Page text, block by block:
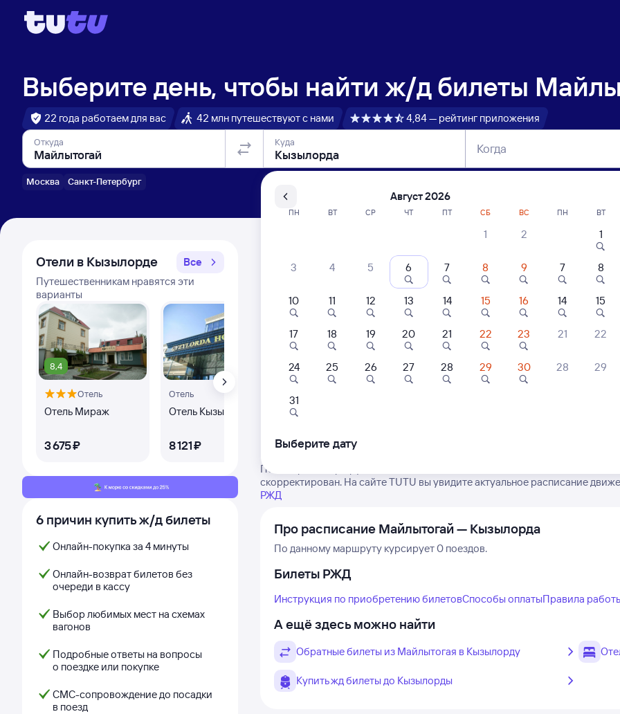
Выберите день, чтобы найти ж/д билеты
22 года работаем для вас 42 млн путешествуют с нами 4,84 — рейтинг приложения
Откуда
Москва Санкт-Петербург
Куда Когда
Отели в Кызылорде
Все
Путешественникам нравятся эти
варианты
8,4
Отель
Отель Мираж
3 ⁠675 ⁠₽
Отель
Отель Кызылорда
8 ⁠121 ⁠₽
Karibi Complex
6 ⁠169 ⁠₽
6 причин купить ж/д билеты
Онлайн-покупка за 4 минуты
Онлайн-возврат билетов без
очереди в кассу
Выбор любимых мест на схемах
вагонов
Подробные ответы на вопросы
о поездке или покупке
СМС-сопровождение до посадки
в поезд
Расписание поездов Майлытогай —
Нет рейсов по
Посмотрите маршрут поездов дальнего следования РЖД из Майлытогая
скорректирован. На сайте TUTU вы увидите актуальное расписание
РЖД
Про расписание Майлытогай — Кызылорда
По данному маршруту курсирует 0 поездов.
Билеты РЖД
Инструкция по приобретению билетовСпособы оплатыПравила
А ещё здесь можно найти
Обратные билеты из Майлытогая в Кызылорду
Купить жд билеты до Кызылорды
Август 2026
ПН ВТ СР ЧТ ПТ СБ ВС
1 2
3 4 5 6 7 8 9
10 11 12 13 14 15 16
17 18 19 20 21 22 23
24 25 26 27 28 29 30
31
ПН ВТ
1
7 8
14 15
21 22
28 29
Выберите дату